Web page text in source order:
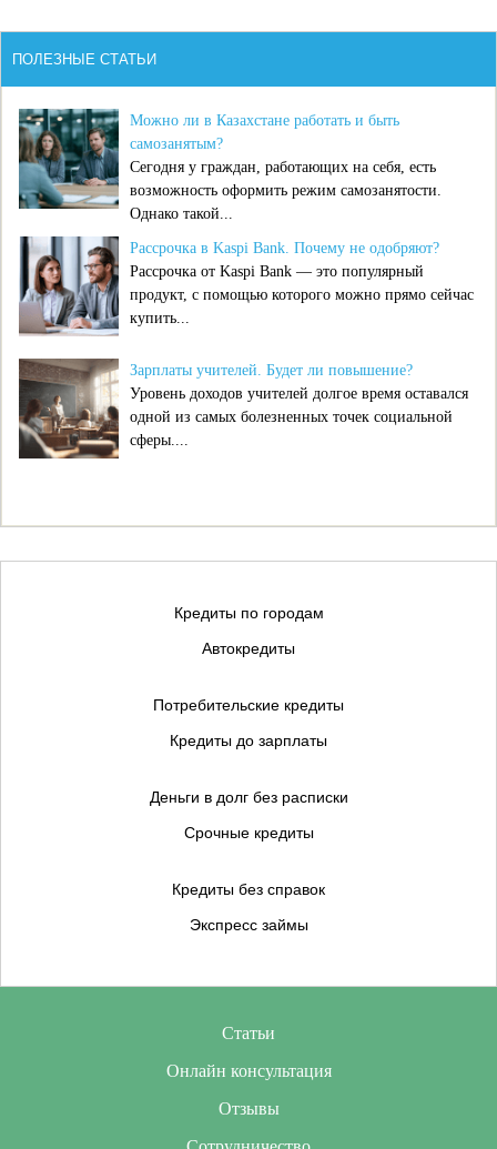
ПОЛЕЗНЫЕ СТАТЬИ
Можно ли в Казахстане работать и быть
самозанятым?
Сегодня у граждан, работающих на себя, есть
возможность оформить режим самозанятости.
Однако такой...
Рассрочка в Kaspi Bank. Почему не одобряют?
Рассрочка от Kaspi Bank — это популярный
продукт, с помощью которого можно прямо сейчас
купить...
Зарплаты учителей. Будет ли повышение?
Уровень доходов учителей долгое время оставался
одной из самых болезненных точек социальной
сферы....
Кредиты по городам
Автокредиты
Потребительские кредиты
Кредиты до зарплаты
Деньги в долг без расписки
Срочные кредиты
Кредиты без справок
Экспресс займы
Статьи
Онлайн консультация
Отзывы